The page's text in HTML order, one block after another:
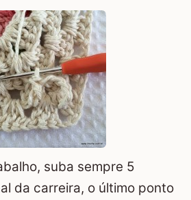
suba sempre 5
da carreira, o último ponto